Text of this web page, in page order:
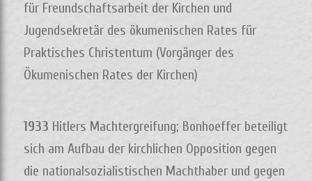
für Freundschaftsarbeit der Kirchen und
Jugendsekretär des ökumenischen Rates für
Praktisches Christentum (Vorgänger des
Ökumenischen Rates der Kirchen)
1933 Hitlers Machtergreifung; Bonhoeffer beteiligt
sich am Aufbau der kirchlichen Opposition gegen
die nationalsozialistischen Machthaber und gegen